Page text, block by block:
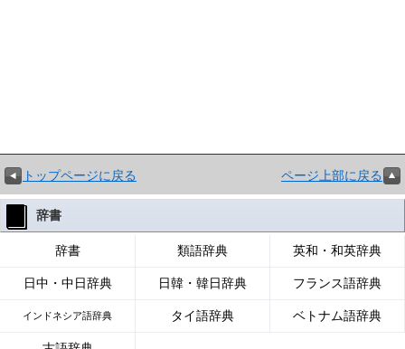
トップページに戻る ページ上部に戻る
辞書
辞書 類語辞典 英和・和英辞典
日中・中日辞典 日韓・韓日辞典 フランス語辞典
インドネシア語辞典 タイ語辞典 ベトナム語辞典